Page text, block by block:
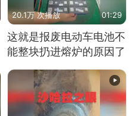
20.1万 次播放 01:29
这就是报废电动车电池不
能整块扔进熔炉的原因了